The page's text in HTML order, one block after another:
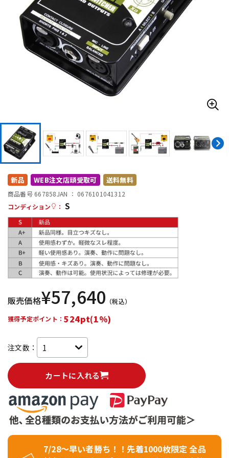
キーボード 電子ピアノ
管楽器 その他楽器
DJ機器
配信/ライブ機器
中古
新品 WEB注文店頭受取可 送料無料
商品番号 667858JAN ： 0676101041312
コンディション
： S
販売価格¥57,640 （税込）
獲得予定ポイント： 524pt(1%)
注文数：
カートに入れる
7/28～早い者勝ち！！先着1000枚限定 全品